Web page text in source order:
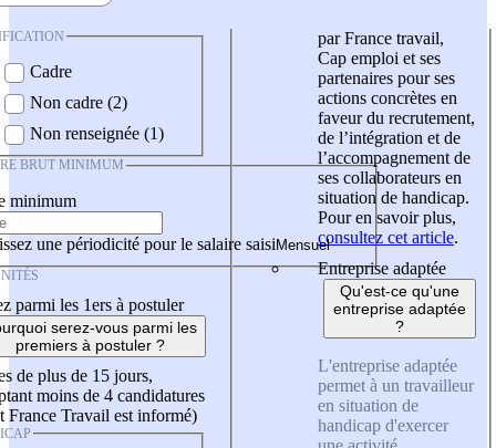
Cadre
Non cadre (2)
Non renseignée (1)
BRUT MINIMUM
minimum
une périodicité pour le salaire saisi
parmi les 1ers à postuler
serez-vous parmi les
premiers à postuler ?
de plus de 15 jours,
moins de 4 candidatures
France Travail est informé)
par France travail,
Cap emploi et ses
partenaires pour ses
actions concrètes en
faveur du recrutement,
de l’intégration et de
l’accompagnement de
ses collaborateurs en
situation de handicap.
Pour en savoir plus,
consultez cet article.
Entreprise adaptée
Qu'est-ce qu'une
entreprise adaptée
?
L'entreprise adaptée
permet à un travailleur
en situation de
handicap d'exercer